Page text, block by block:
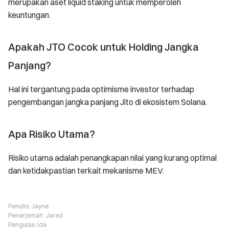
keuntungan.
Apakah JTO Cocok untuk Holding Jangka
Panjang?
Hal ini tergantung pada optimisme investor terhadap
pengembangan jangka panjang Jito di ekosistem Solana.
Apa Risiko Utama?
Risiko utama adalah penangkapan nilai yang kurang optimal
dan ketidakpastian terkait mekanisme MEV.
Penulis: Jayne
Penerjemah: Jared
Pengulas: Ida